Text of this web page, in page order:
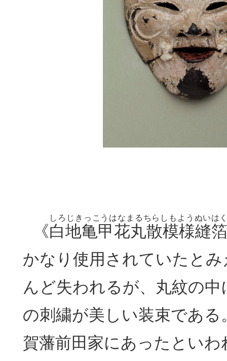
《白地亀甲花丸散模様縫
しろじきっこうはなまるちらしもようぬい
箔
はく
かなり使用されていたと
んど失われるが、丸紋の
の刺繍が美しい装束である
賀藩前田家にあったとい